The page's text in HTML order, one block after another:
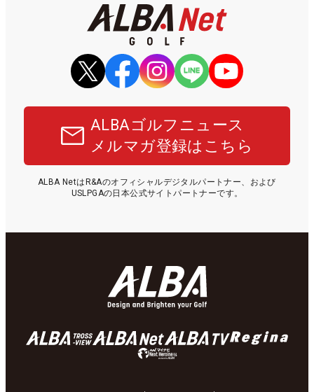
ALBAゴルフニュース
メルマガ登録はこちら
ALBA NetはR&Aのオフィシャルデジタルパートナー、および
USLPGAの日本公式サイトパートナーです。